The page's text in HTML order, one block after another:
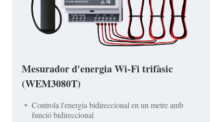
Mesurador d'energia Wi-Fi trifàsic
(WEM3080T)
Controla l'energia bidireccional en un metre amb
funció bidireccional